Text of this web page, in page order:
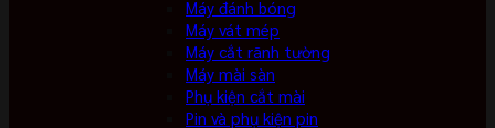
Máy đánh bóng
Máy vát mép
Máy cắt rãnh tường
Máy mài sàn
Phụ kiện cắt mài
Pin và phụ kiện pin